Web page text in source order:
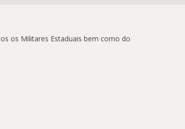
os Militares Estaduais bem como do